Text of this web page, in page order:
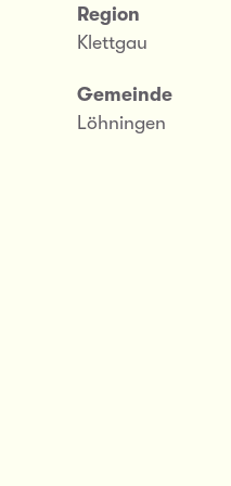
Region
Klettgau
Gemeinde
Löhningen